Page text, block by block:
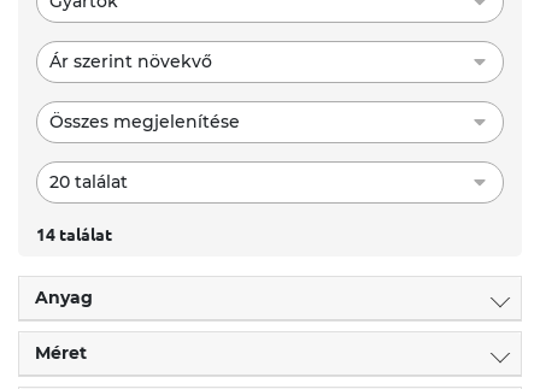
Ár szerint növekvő
Összes megjelenítése
20 találat
14 találat
Anyag
Méret